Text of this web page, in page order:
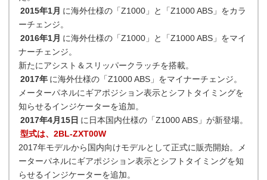
2015年1月 に海外仕様の「Z1000」と「Z1000 ABS」をカラ
ーチェンジ。
2016年1月 に海外仕様の「Z1000」と「Z1000 ABS」をマイ
ナーチェンジ。
新たにアシスト＆スリッパークラッチを搭載。
2017年 に海外仕様の「Z1000 ABS」をマイナーチェンジ。
メーターパネルにギアポジション表示とシフトタイミングを
知らせるインジケーターを追加。
2017年4月15日 に日本国内仕様の「Z1000 ABS」が新登場。
型式は、2BL-ZXT00W
2017年モデルから国内向けモデルとして正式に販売開始。メ
ーターパネルにギアポジション表示とシフトタイミングを知
らせるインジケーターを追加。